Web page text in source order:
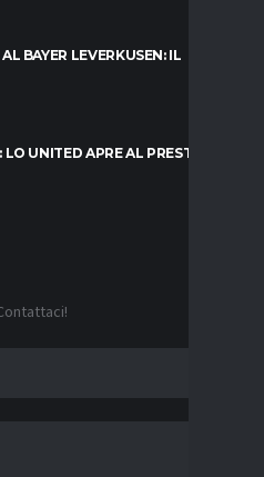
BAYER LEVERKUSEN: IL
UNITED APRE AL PRESTITO